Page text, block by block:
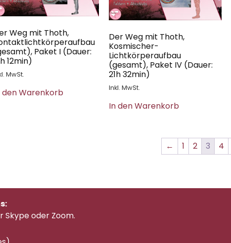
Weg mit Thoth,
Paket I (Dauer:
12min)
MwSt.
den Warenkorb
Der Weg mit Thoth,
Kosmischer-
Lichtkörperaufbau
(gesamt), Paket IV (Dauer:
21h 32min)
Inkl. MwSt.
In den Warenkorb
← 1 2 3 4
Skype oder Zoom.